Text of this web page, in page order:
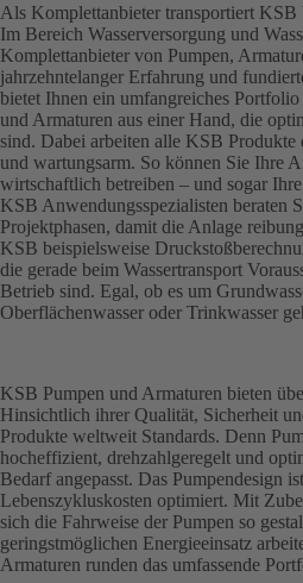
Als Komplettanbieter transportiert KSB
Im Bereich Wasserversorgung und
Komplettanbieter von Pumpen,
jahrzehntelanger Erfahrung und
bietet Ihnen ein umfangreiches
und Armaturen aus einer Hand, die
sind. Dabei arbeiten alle KSB Produkte
und wartungsarm. So können Sie Ihre
wirtschaftlich betreiben – und sogar
KSB Anwendungsspezialisten beraten
Projektphasen, damit die Anlage
KSB beispielsweise
die gerade beim Wassertransport
Betrieb sind. Egal, ob es um
Oberflächenwasser oder Trinkwasser
KSB Pumpen und Armaturen bieten
Hinsichtlich ihrer Qualität, Sicherheit
Produkte weltweit Standards. Denn
hocheffizient, drehzahlgeregelt und
Bedarf angepasst. Das Pumpendesign
Lebenszykluskosten optimiert. Mit
sich die Fahrweise der Pumpen so
geringstmöglichen Energieeinsatz
Armaturen runden das umfassende